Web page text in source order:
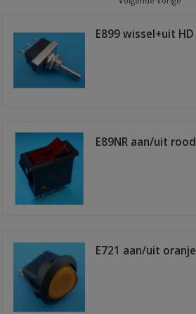
E899 wissel+uit HD
E89NR aan/uit rood
E721 aan/uit oranje